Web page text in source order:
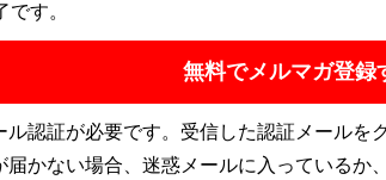
す。
無料でメルマガ登
認証が必要です。受信した認証メールを
かない場合、迷惑メールに入っているか